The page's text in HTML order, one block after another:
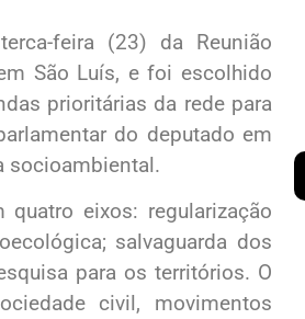
feira (23) da Reunião
São Luís, e foi escolhido
prioritárias da rede para
do deputado em
socioambiental.
eixos: regularização
salvaguarda dos
para os territórios. O
civil, movimentos